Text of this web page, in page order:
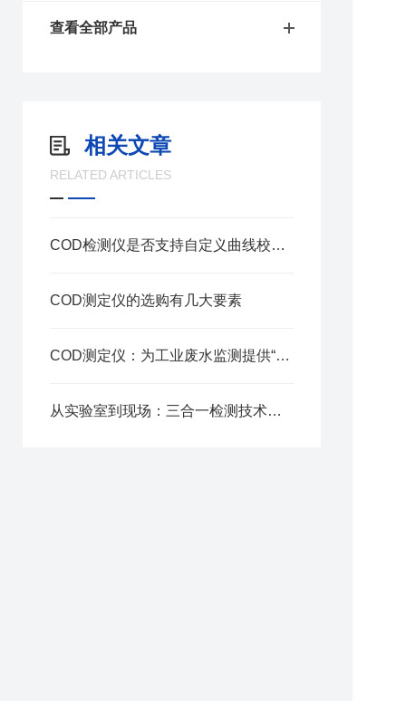
查看全部产品
相关文章
RELATED ARTICLES
COD检测仪是否支持自定义曲线校准？
COD测定仪的选购有几大要素
COD测定仪：为工业废水监测提供“快准稳”方案
从实验室到现场：三合一检测技术如何让COD分析“快、准、稳”？